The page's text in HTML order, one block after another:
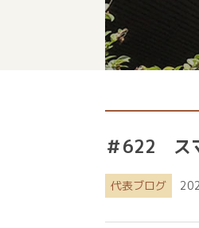
＃622 ス
代表ブログ